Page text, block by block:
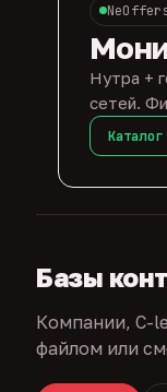
Нутра +
сетей.
Базы
Компании, C-
файлом или